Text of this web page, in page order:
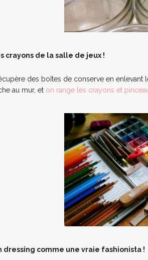
crayons de la salle de jeux !
des boîtes de conserve en
au mur, et on range les crayons et
dressing comme une vraie fashionista !